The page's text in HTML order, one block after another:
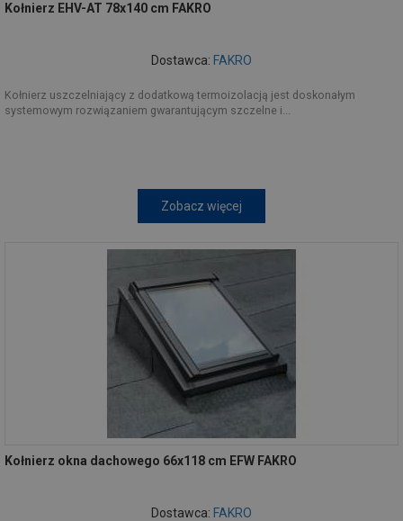
Kołnierz EHV-AT 78x140 cm FAKRO
Dostawca: FAKRO
Kołnierz uszczelniający z dodatkową termoizolacją jest doskonałym
systemowym rozwiązaniem gwarantującym szczelne i...
Zobacz więcej
Kołnierz okna dachowego 66x118 cm EFW FAKRO
Dostawca: FAKRO